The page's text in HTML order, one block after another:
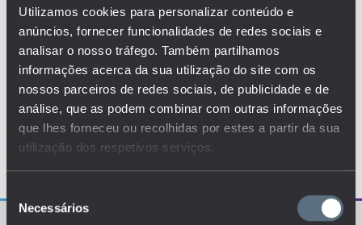
Utilizamos cookies para personalizar conteúdo e
anúncios, fornecer funcionalidades de redes sociais e
analisar o nosso tráfego. Também partilhamos
informações acerca da sua utilização do site com os
nossos parceiros de redes sociais, de publicidade e de
análise, que as podem combinar com outras informações
que lhes forneceu ou recolhidas por estes a partir da sua
utilização dos respetivos serviços.
Necessários